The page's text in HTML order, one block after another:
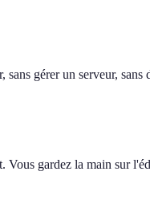
gérer un serveur, sans
Vous gardez la main sur